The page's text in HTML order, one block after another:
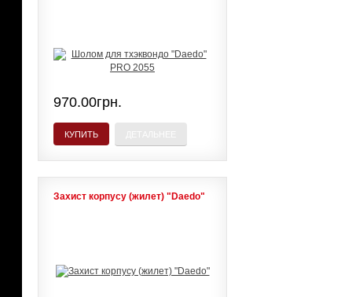
970.00грн.
КУПИТЬ
Захист корпусу (жилет) "Daedo"